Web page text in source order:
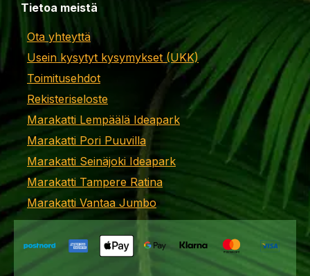
Tietoa meistä
Ota yhteyttä
Usein kysytyt kysymykset (UKK)
Toimitusehdot
Rekisteriseloste
Marakatti Lempäälä Ideapark
Marakatti Pori Puuvilla
Marakatti Seinäjoki Ideapark
Marakatti Tampere Ratina
Marakatti Vantaa Jumbo